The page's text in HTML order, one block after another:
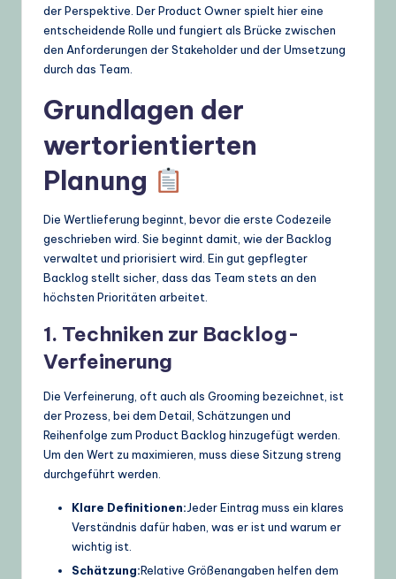
der Perspektive. Der Product Owner spielt hier eine
entscheidende Rolle und fungiert als Brücke zwischen
den Anforderungen der Stakeholder und der Umsetzung
durch das Team.
Grundlagen der
wertorientierten
Planung
Die Wertlieferung beginnt, bevor die erste Codezeile
geschrieben wird. Sie beginnt damit, wie der Backlog
verwaltet und priorisiert wird. Ein gut gepflegter
Backlog stellt sicher, dass das Team stets an den
höchsten Prioritäten arbeitet.
1. Techniken zur Backlog-
Verfeinerung
Die Verfeinerung, oft auch als Grooming bezeichnet, ist
der Prozess, bei dem Detail, Schätzungen und
Reihenfolge zum Product Backlog hinzugefügt werden.
Um den Wert zu maximieren, muss diese Sitzung streng
durchgeführt werden.
Klare Definitionen:Jeder Eintrag muss ein klares
Verständnis dafür haben, was er ist und warum er
wichtig ist.
Schätzung:Relative Größenangaben helfen dem